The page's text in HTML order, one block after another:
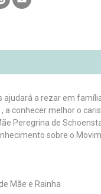
ajudará a rezar em
a conhecer melhor o
Peregrina de
sobre o
Mãe e Rainha